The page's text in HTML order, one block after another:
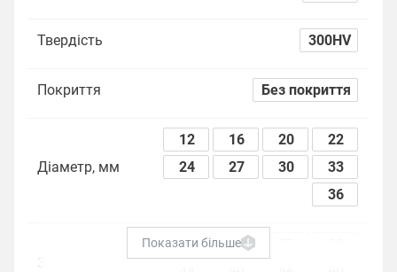
Твердість 300HV
Покриття Без покриття
Діаметр, мм
12 16 20
22
24
27 30
33
36
Зовнішній
24 30
Показати більше